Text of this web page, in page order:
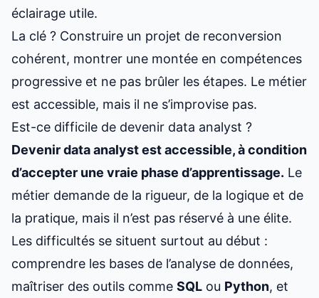
éclairage utile.
La clé ? Construire un projet de reconversion
cohérent, montrer une montée en compétences
progressive et ne pas brûler les étapes. Le métier
est accessible, mais il ne s’improvise pas.
Est-ce difficile de devenir data analyst ?
Devenir data analyst est accessible, à condition
d’accepter une vraie phase d’apprentissage. Le
métier demande de la rigueur, de la logique et de
la pratique, mais il n’est pas réservé à une élite.
Les difficultés se situent surtout au début :
comprendre les bases de l’analyse de données,
maîtriser des outils comme SQL ou Python, et